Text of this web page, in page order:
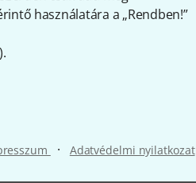
használatára a „Rendben!”
· Adatvédelmi nyilatkozat